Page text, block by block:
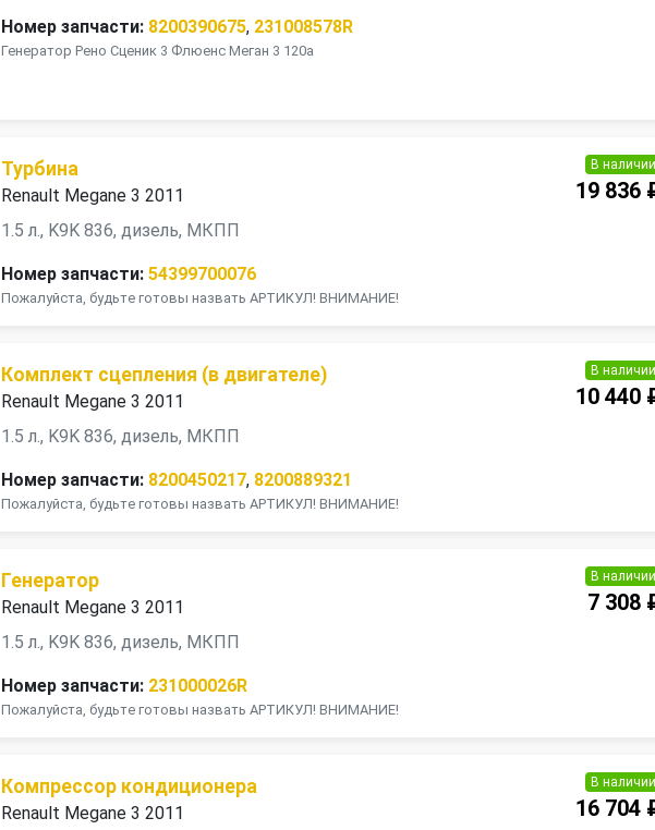
Номер запчасти: 8200390675, 231008578R
Генератор Рено Сценик 3 Флюенс Меган 3 120а
Турбина
Renault Megane 3 2011
1.5 л., K9K 836, дизель, МКПП
Номер запчасти: 54399700076
Пожалуйста, будьте готовы назвать АРТИКУЛ! ВНИМАНИЕ!
В наличии
19 836
Комплект сцепления (в двигателе)
Renault Megane 3 2011
1.5 л., K9K 836, дизель, МКПП
Номер запчасти: 8200450217, 8200889321
Пожалуйста, будьте готовы назвать АРТИКУЛ! ВНИМАНИЕ!
В наличии
10 440
Генератор
Renault Megane 3 2011
1.5 л., K9K 836, дизель, МКПП
Номер запчасти: 231000026R
Пожалуйста, будьте готовы назвать АРТИКУЛ! ВНИМАНИЕ!
В наличии
7 308
Компрессор кондиционера
Renault Megane 3 2011
В наличии
16 704